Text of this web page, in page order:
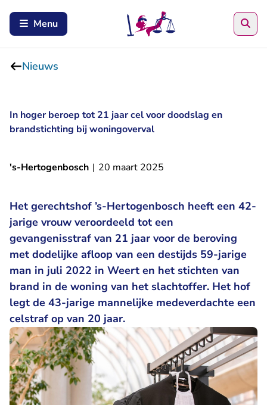
Menu
Nieuws
In hoger beroep tot 21 jaar cel voor doodslag en
brandstichting bij woningoverval
's-Hertogenbosch | 20 maart 2025
Het gerechtshof ’s-Hertogenbosch heeft een 42-
jarige vrouw veroordeeld tot een
gevangenisstraf van 21 jaar voor de beroving
met dodelijke afloop van een destijds 59-jarige
man in juli 2022 in Weert en het stichten van
brand in de woning van het slachtoffer. Het hof
legt de 43-jarige mannelijke medeverdachte een
celstraf op van 20 jaar.